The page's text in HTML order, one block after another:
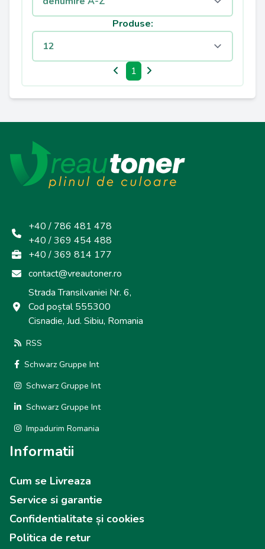
Produse:
1
+40 / 786 481 478
+40 / 369 454 488
+40 / 369 814 177
contact@vreautoner.ro
Strada Transilvaniei Nr. 6,
Cod poștal 555300
Cisnadie, Jud. Sibiu, Romania
RSS
Schwarz Gruppe Int
Schwarz Gruppe Int
Schwarz Gruppe Int
Impadurim Romania
Informatii
Cum se Livreaza
Service si garantie
Confidentialitate și cookies
Politica de retur